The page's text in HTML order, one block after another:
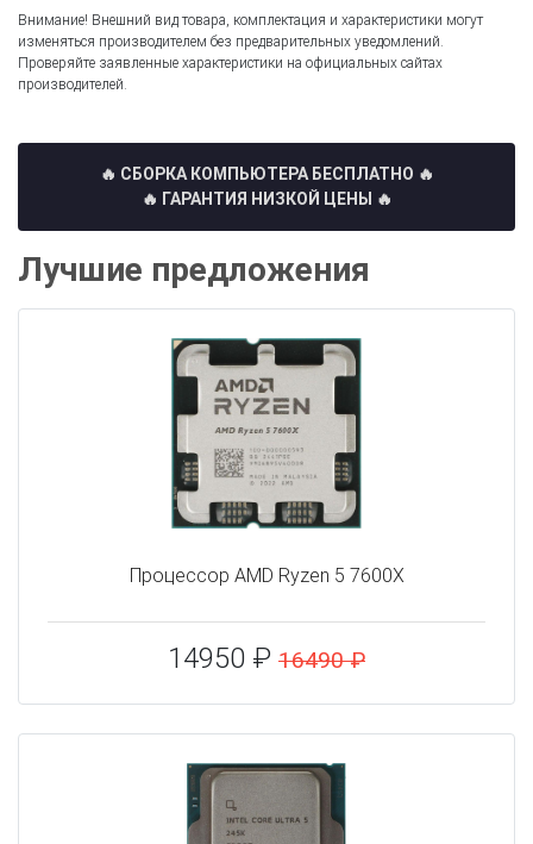
Внимание! Внешний вид товара, комплектация и характеристики могут
изменяться производителем без предварительных уведомлений.
Проверяйте заявленные характеристики на официальных сайтах
производителей.
🔥 СБОРКА КОМПЬЮТЕРА БЕСПЛАТНО 🔥
🔥 ГАРАНТИЯ НИЗКОЙ ЦЕНЫ 🔥
Лучшие предложения
Процессор AMD Ryzen 5 7600X
14950 ₽ 16490 ₽